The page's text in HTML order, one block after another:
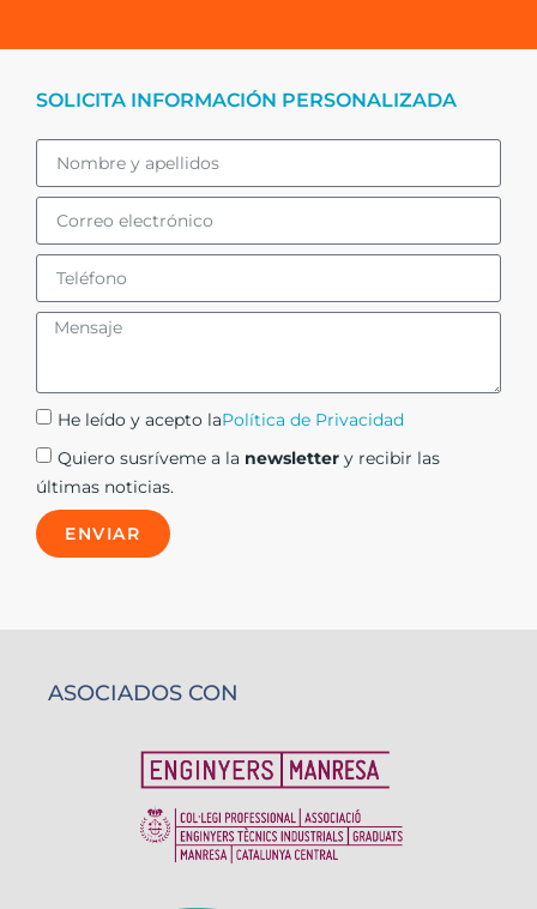
SOLICITA INFORMACIÓN PERSONALIZADA
He leído y acepto laPolítica de Privacidad
Quiero susríveme a la newsletter y recibir las
últimas noticias.
ENVIAR
ASOCIADOS CON